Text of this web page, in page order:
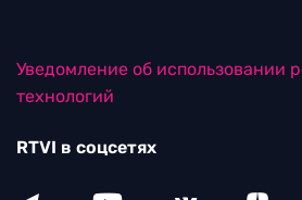
Уведомление об использовании
технологий
RTVI в соцсетях